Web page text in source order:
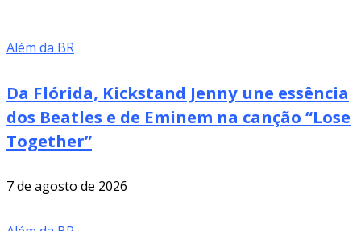
Além da BR
Da Flórida, Kickstand Jenny une essência
dos Beatles e de Eminem na canção “Lose
Together”
7 de agosto de 2026